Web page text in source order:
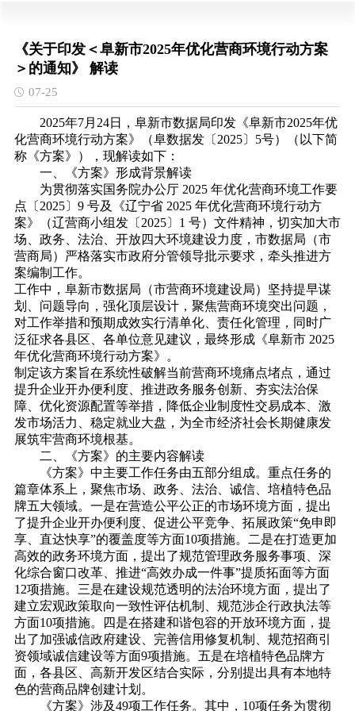
《关于印发＜阜新市2025年优化营商环境行动方案
＞的通知》 解读
07-25
2025年7月24日，阜新市数据局印发《阜新市2025年优
化营商环境行动方案》（阜数据发〔2025〕5号）（以下简
称《方案》），现解读如下：
一、《方案》形成背景解读
为贯彻落实国务院办公厅 2025 年优化营商环境工作要
点〔2025〕9 号及《辽宁省 2025 年优化营商环境行动方
案》（辽营商小组发〔2025〕1 号）文件精神，切实加大市
场、政务、法治、开放四大环境建设力度，市数据局（市
营商局）严格落实市政府分管领导批示要求，牵头推进方
案编制工作。
工作中，阜新市数据局（市营商环境建设局）坚持提早谋
划、问题导向，强化顶层设计，聚焦营商环境突出问题，
对工作举措和预期成效实行清单化、责任化管理，同时广
泛征求各县区、各单位意见建议，最终形成《阜新市 2025
年优化营商环境行动方案》。
制定该方案旨在系统性破解当前营商环境痛点堵点，通过
提升企业开办便利度、推进政务服务创新、夯实法治保
障、优化资源配置等举措，降低企业制度性交易成本、激
发市场活力、稳定就业大盘，为全市经济社会长期健康发
展筑牢营商环境根基。
二、《方案》的主要内容解读
《方案》中主要工作任务由五部分组成。重点任务的
篇章体系上，聚焦市场、政务、法治、诚信、培植特色品
牌五大领域。一是在营造公平公正的市场环境方面，提出
了提升企业开办便利度、促进公平竞争、拓展政策“免申即
享、直达快享”的覆盖度等方面10项措施。二是在打造更加
高效的政务环境方面，提出了规范管理政务服务事项、深
化综合窗口改革、推进“高效办成一件事”提质拓面等方面
12项措施。三是在建设规范透明的法治环境方面，提出了
建立宏观政策取向一致性评估机制、规范涉企行政执法等
方面10项措施。四是在搭建和谐包容的开放环境方面，提
出了加强诚信政府建设、完善信用修复机制、规范招商引
资领域诚信建设等方面9项措施。五是在培植特色品牌方
面，各县区、高新开发区结合实际，分别提出具有本地特
色的营商品牌创建计划。
《方案》涉及49项工作任务。其中，10项任务为贯彻